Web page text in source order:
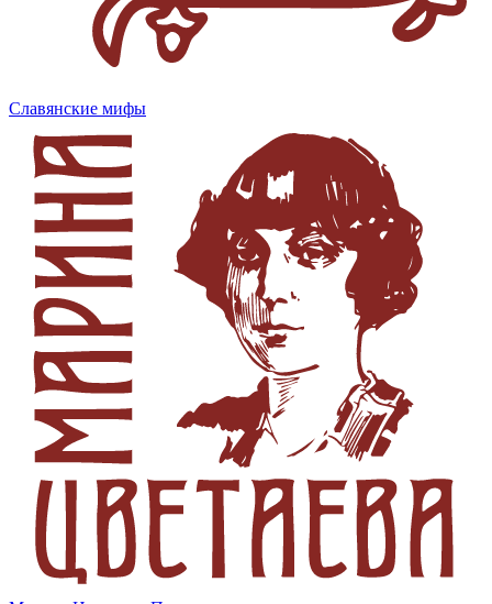
Славянские мифы